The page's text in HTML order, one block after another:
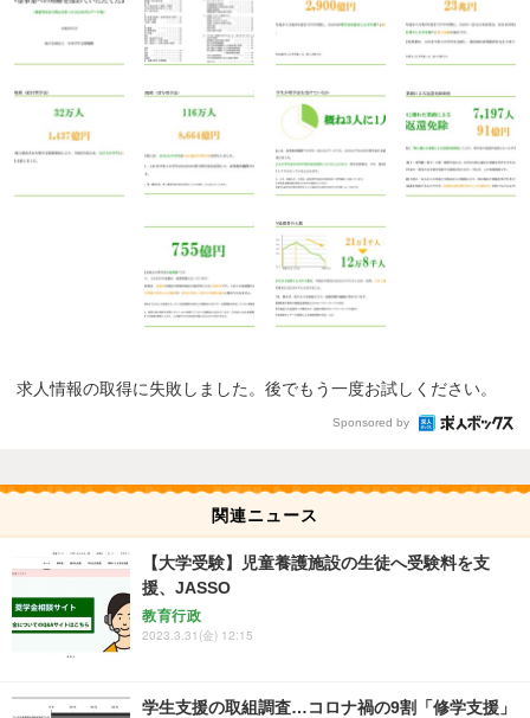
求人情報の取得に失敗しました。後でもう一度お試しください。
Sponsored by
関連ニュース
【大学受験】児童養護施設の生徒へ受験料を支
援、JASSO
教育行政
2023.3.31(金) 12:15
学生支援の取組調査…コロナ禍の9割「修学支援」